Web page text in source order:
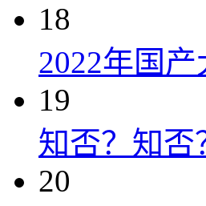
18
2022年国
19
知否？知否
20